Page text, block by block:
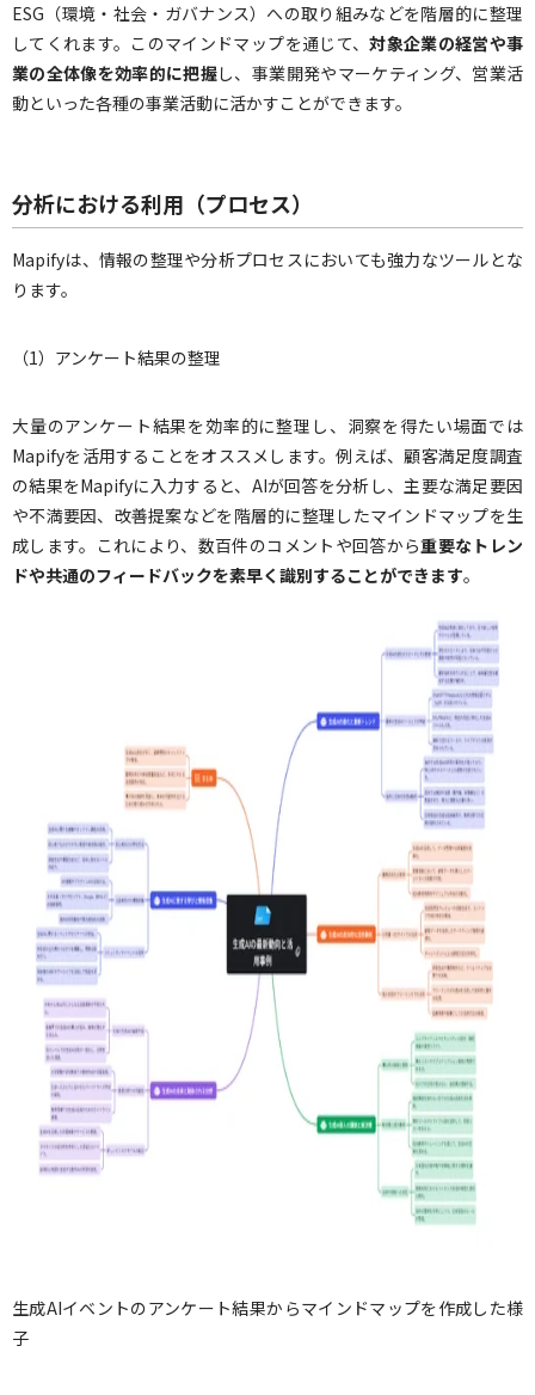
ESG（環境・社会・ガバナンス）への取り組みなどを階層的に整理
してくれます。このマインドマップを通じて、対象企業の経営や事
業の全体像を効率的に把握し、事業開発やマーケティング、営業活
動といった各種の事業活動に活かすことができます。
分析における利用（プロセス）
Mapifyは、情報の整理や分析プロセスにおいても強力なツールとな
ります。
（1）アンケート結果の整理
大量のアンケート結果を効率的に整理し、洞察を得たい場面では
Mapifyを活用することをオススメします。例えば、顧客満足度調査
の結果をMapifyに入力すると、AIが回答を分析し、主要な満足要因
や不満要因、改善提案などを階層的に整理したマインドマップを生
成します。これにより、数百件のコメントや回答から重要なトレン
ドや共通のフィードバックを素早く識別することができます。
生成AIイベントのアンケート結果からマインドマップを作成した様
子